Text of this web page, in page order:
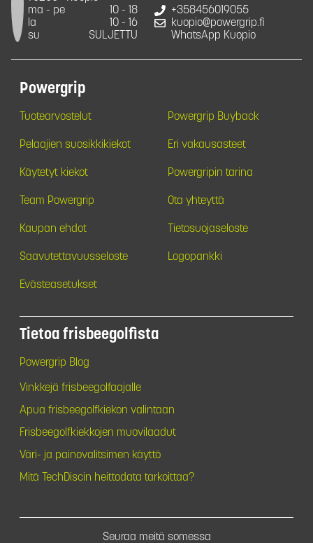
ma - pe
10 - 18
la
10 - 16
su
SULJETTU
+358456019055
kuopio@powergrip.fi
WhatsApp Kuopio
Powergrip
Tuotearvostelut Powergrip Buyback
Pelaajien suosikkikiekot Eri vakausasteet
Käytetyt kiekot Powergripin tarina
Team Powergrip Ota yhteyttä
Kaupan ehdot Tietosuojaseloste
Saavutettavuusseloste Logopankki
Evästeasetukset
Tietoa frisbeegolfista
Powergrip Blog
Vinkkejä frisbeegolfaajalle
Apua frisbeegolfkiekon valintaan
Frisbeegolfkiekkojen muovilaadut
Väri- ja painovalitsimen käyttö
Mitä TechDiscin heittodata tarkoittaa?
Seuraa meitä somessa